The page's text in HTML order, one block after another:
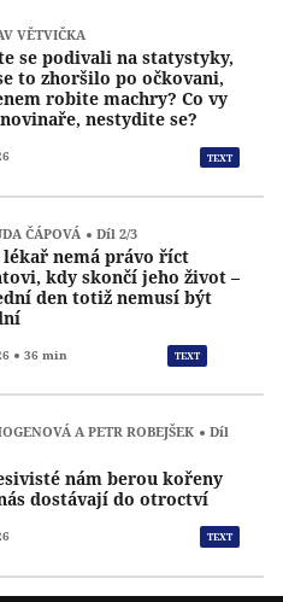
VĚTVIČKA
se podivali na statystyky,
to zhoršilo po očkovani,
robite machry? Co vy
nestydite se?
TEXT
ČÁPOVÁ Díl 2/3
lékař nemá právo říct
kdy skončí jeho život –
den totiž nemusí být
36 min TEXT
A PETR ROBEJŠEK
Díl
nám berou kořeny
dostávají do otroctví
TEXT